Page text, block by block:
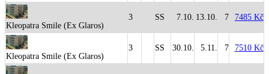
Kleopatra Smile (Ex Glaros)
3 SS 7.10. 13.10. 7 7485 Kč
Kleopatra Smile (Ex Glaros)
3 SS 30.10. 5.11. 7 7510 Kč